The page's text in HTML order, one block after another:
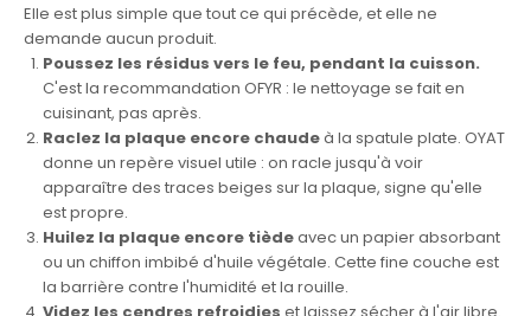
Elle est plus simple que tout ce qui précède, et elle ne
demande aucun produit.
Poussez les résidus vers le feu, pendant la cuisson.
C'est la recommandation OFYR : le nettoyage se fait en
cuisinant, pas après.
Raclez la plaque encore chaudeà la spatule plate. OYAT
donne un repère visuel utile : on racle jusqu'à voir
apparaître des traces beiges sur la plaque, signe qu'elle
est propre.
Huilez la plaque encore tièdeavec un papier absorbant
ou un chiffon imbibé d'huile végétale. Cette fine couche est
la barrière contre l'humidité et la rouille.
Videz les cendres refroidies et laissez sécher à l'air libre.